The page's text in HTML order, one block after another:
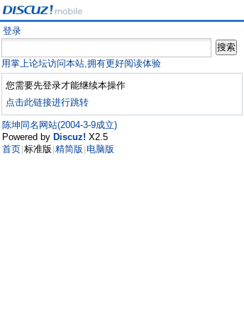
登录
用掌上论坛访问本站,拥有更好阅读体验
您需要先登录才能继续本操作
点击此链接进行跳转
陈坤同名网站(2004-3-9成立)
Powered by Discuz! X2.5
首页 标准版 精简版 电脑版